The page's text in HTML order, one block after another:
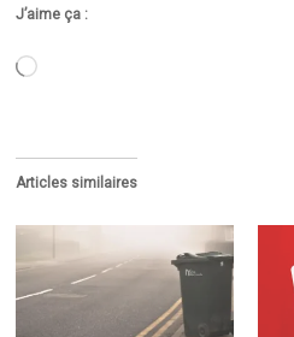
J’aime ça :
Chargement…
Articles similaires